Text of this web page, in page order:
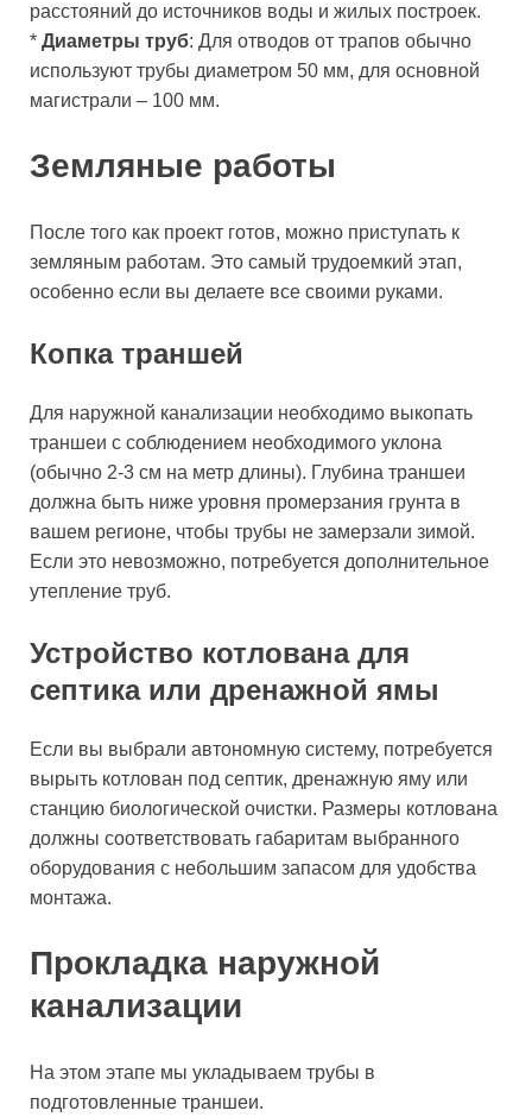
расстояний до источников воды и жилых построек.
* Диаметры труб: Для отводов от трапов обычно
используют трубы диаметром 50 мм, для основной
магистрали – 100 мм.
Земляные работы
После того как проект готов, можно приступать к
земляным работам. Это самый трудоемкий этап,
особенно если вы делаете все своими руками.
Копка траншей
Для наружной канализации необходимо выкопать
траншеи с соблюдением необходимого уклона
(обычно 2-3 см на метр длины). Глубина траншеи
должна быть ниже уровня промерзания грунта в
вашем регионе, чтобы трубы не замерзали зимой.
Если это невозможно, потребуется дополнительное
утепление труб.
Устройство котлована для
септика или дренажной ямы
Если вы выбрали автономную систему, потребуется
вырыть котлован под септик, дренажную яму или
станцию биологической очистки. Размеры котлована
должны соответствовать габаритам выбранного
оборудования с небольшим запасом для удобства
монтажа.
Прокладка наружной
канализации
На этом этапе мы укладываем трубы в
подготовленные траншеи.